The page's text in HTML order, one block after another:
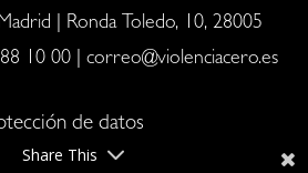
| Ronda Toledo, 10, 28005
10 00| correo@violenciacero.es
de datos
Share This